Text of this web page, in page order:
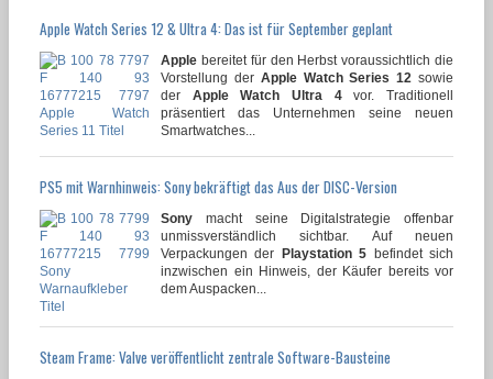
Apple Watch Series 12 & Ultra 4: Das ist für September geplant
Apple bereitet für den Herbst voraussichtlich die
Vorstellung der Apple Watch Series 12 sowie
der Apple Watch Ultra 4vor. Traditionell
präsentiert das Unternehmen seine neuen
Smartwatches...
PS5 mit Warnhinweis: Sony bekräftigt das Aus der DISC-Version
Sony macht seine Digitalstrategie offenbar
unmissverständlich sichtbar. Auf neuen
Verpackungen der Playstation 5 befindet sich
inzwischen ein Hinweis, der Käufer bereits vor
dem Auspacken...
Steam Frame: Valve veröffentlicht zentrale Software-Bausteine